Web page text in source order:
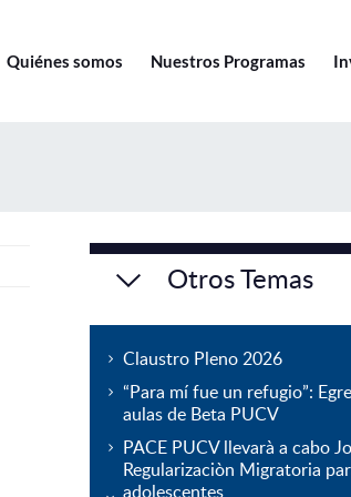
Quiénes somos Nuestros Programas
Otros Temas
Claustro Pleno 2026
“Para mí fue un refugio”:
aulas de Beta PUCV
PACE PUCV llevarà a cabo
Regularizaciòn Migratoria
adolescentes